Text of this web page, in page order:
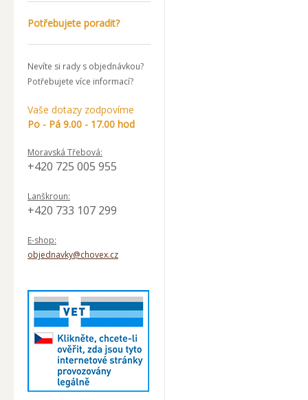
Potřebujete poradit?
Nevíte si rady s objednávkou?
Potřebujete více informací?
Vaše dotazy zodpovíme
Po - Pá 9.00 - 17.00 hod
Moravská Třebová:
+420 725 005 955
Lanškroun:
+420 733 107 299
E-shop:
objednavky@chovex.cz